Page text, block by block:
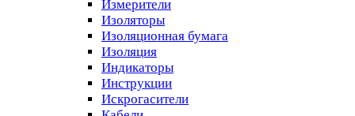
Измерители
Изоляторы
Изоляционная бумага
Изоляция
Индикаторы
Инструкции
Искрогасители